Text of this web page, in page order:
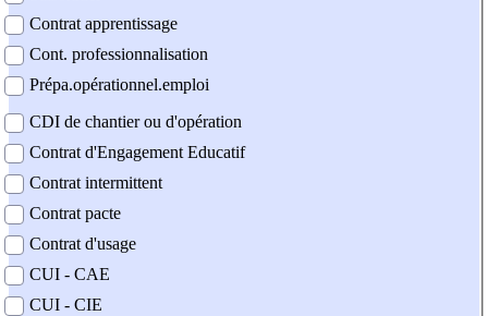
Contrat apprentissage
Cont. professionnalisation
Prépa.opérationnel.emploi
CDI de chantier ou d'opération
Contrat d'Engagement Educatif
Contrat intermittent
Contrat pacte
Contrat d'usage
CUI - CAE
CUI - CIE